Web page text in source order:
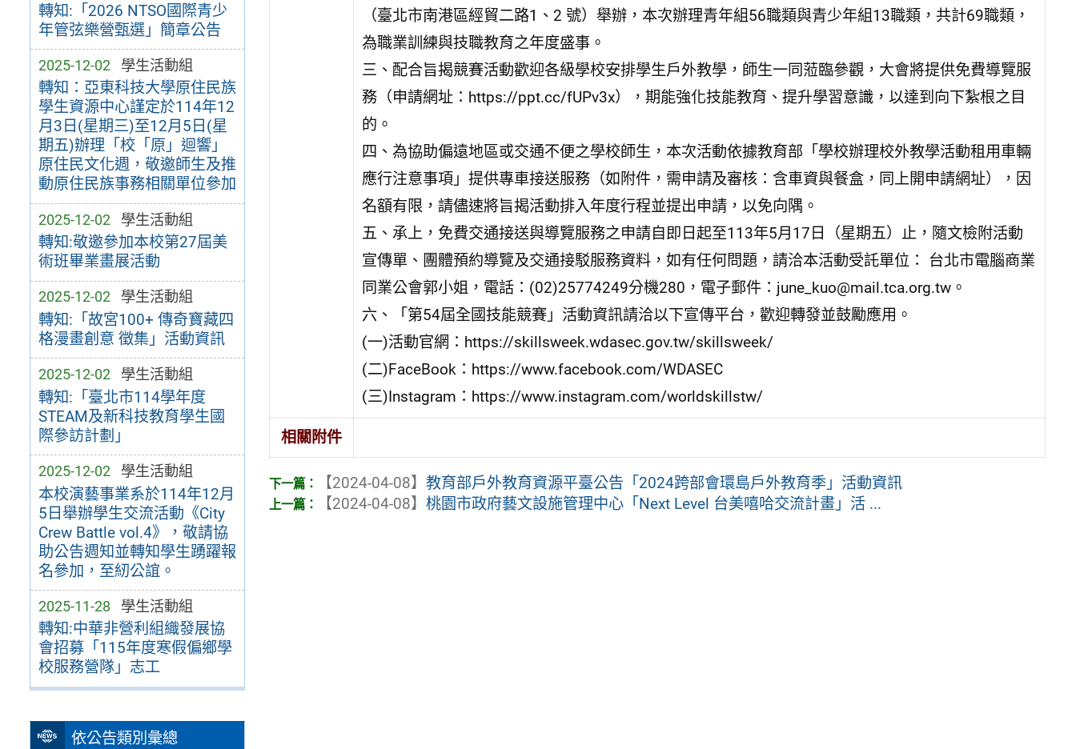
轉知:「2026 NTSO國際青少
年管弦樂營甄選」簡章公告
2025-12-02 學生活動組
轉知：亞東科技大學原住民族
學生資源中心謹定於114年12
月3日(星期三)至12月5日(星
期五)辦理「校「原」迴響」
原住民文化週，敬邀師生及推
動原住民族事務相關單位參加
2025-12-02 學生活動組
轉知:敬邀參加本校第27屆美
術班畢業畫展活動
2025-12-02 學生活動組
轉知:「故宮100+ 傳奇寶藏四
格漫畫創意 徵集」活動資訊
2025-12-02 學生活動組
轉知:「臺北市114學年度
STEAM及新科技教育學生國
際參訪計劃」
2025-12-02 學生活動組
本校演藝事業系於114年12月
5日舉辦學生交流活動《City
Crew Battle vol.4》，敬請協
助公告週知並轉知學生踴躍報
名參加，至紉公誼。
2025-11-28 學生活動組
轉知:中華非營利組織發展協
會招募「115年度寒假偏鄉學
校服務營隊」志工
依公告類別彙總
（臺北市南港區經貿二路1、2 號）舉辦，本次辦理青年組56職類與青少年組13職類，共計69職類，
為職業訓練與技職教育之年度盛事。
三、配合旨揭競賽活動歡迎各級學校安排學生戶外教學，師生一同蒞臨參觀，大會將提供免費導覽服
務（申請網址：https://ppt.cc/fUPv3x），期能強化技能教育、提升學習意識，以達到向下紮根之目
的。
四、為協助偏遠地區或交通不便之學校師生，本次活動依據教育部「學校辦理校外教學活動租用車輛
應行注意事項」提供專車接送服務（如附件，需申請及審核：含車資與餐盒，同上開申請網址），因
名額有限，請儘速將旨揭活動排入年度行程並提出申請，以免向隅。
五、承上，免費交通接送與導覽服務之申請自即日起至113年5月17日（星期五）止，隨文檢附活動
宣傳單、團體預約導覽及交通接駁服務資料，如有任何問題，請洽本活動受託單位： 台北市電腦商業
同業公會郭小姐，電話：(02)25774249分機280，電子郵件：june_kuo@mail.tca.org.tw。
六、「第54屆全國技能競賽」活動資訊請洽以下宣傳平台，歡迎轉發並鼓勵應用。
(一)活動官網：https://skillsweek.wdasec.gov.tw/skillsweek/
(二)FaceBook：https://www.facebook.com/WDASEC
(三)Instagram：https://www.instagram.com/worldskillstw/
相關附件
【2024-04-08】教育部戶外教育資源平臺公告「2024跨部會環島戶外教育季」活動資訊
【2024-04-08】桃園市政府藝文設施管理中心「Next Level 台美嘻哈交流計畫」活 ...